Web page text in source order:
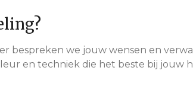
bespreken we jouw wensen en
en techniek die het beste bij jouw